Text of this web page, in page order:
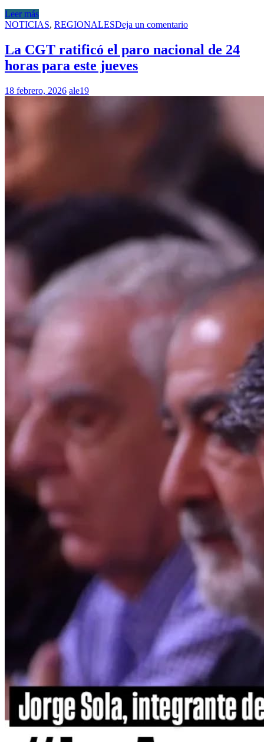
Leer más
NOTICIAS, REGIONALESDeja un comentario
La CGT ratificó el paro nacional de 24
horas para este jueves
18 febrero, 2026 ale19